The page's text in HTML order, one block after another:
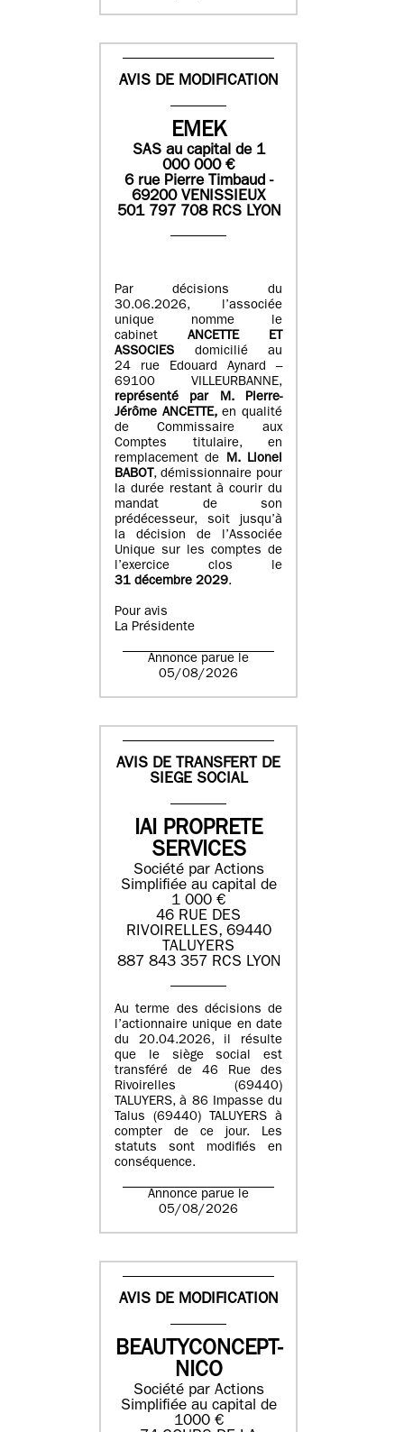
AVIS DE MODIFICATION
EMEK
SASau capital de 1
000 000€
6 rue Pierre Timbaud -
69200 VENISSIEUX
501 797 708 RCS LYON
Par décisions du
30.06.2026, l’associée
unique nomme le
cabinet ANCETTE ET
ASSOCIES
domicilié au
24 rue Edouard Aynard –
69100 VILLEURBANNE,
représenté par M.Pierre-
Jérôme ANCETTE, en qualité
de Commissaire aux
Comptes titulaire, en
remplacement de M.Lionel
BABOT, démissionnaire pour
la durée restant à courir du
mandat de son
prédécesseur, soit jusqu’à
la décision de l’Associée
Unique sur les comptes de
l’exercice clos le
31 décembre 2029.
Pour avis
La Présidente
Annonce parue le
05/08/2026
AVIS DE TRANSFERT DE
SIEGE SOCIAL
IAI PROPRETE
SERVICES
Société par Actions
Simplifiée au capital de
1 000 €
46 RUE DES
RIVOIRELLES, 69440
TALUYERS
887 843 357 RCS LYON
Au terme des décisions de
l’actionnaire unique en date
du 20.04.2026, il résulte
que le siège social est
transféré de 46 Rue des
Rivoirelles (69440)
TALUYERS, à 86 Impasse du
Talus (69440) TALUYERS à
compter de ce jour. Les
statuts sont modifiés en
conséquence.
Annonce parue le
05/08/2026
AVIS DE MODIFICATION
BEAUTYCONCEPT-
NICO
Société par Actions
Simplifiée au capital de
1000 €